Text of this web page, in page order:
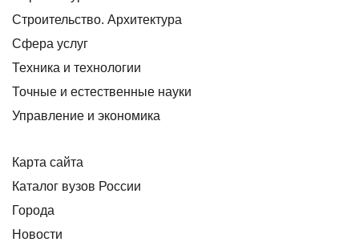
Строительство. Архитектура
Сфера услуг
Техника и технологии
Точные и естественные науки
Управление и экономика
Карта сайта
Каталог вузов России
Города
Новости